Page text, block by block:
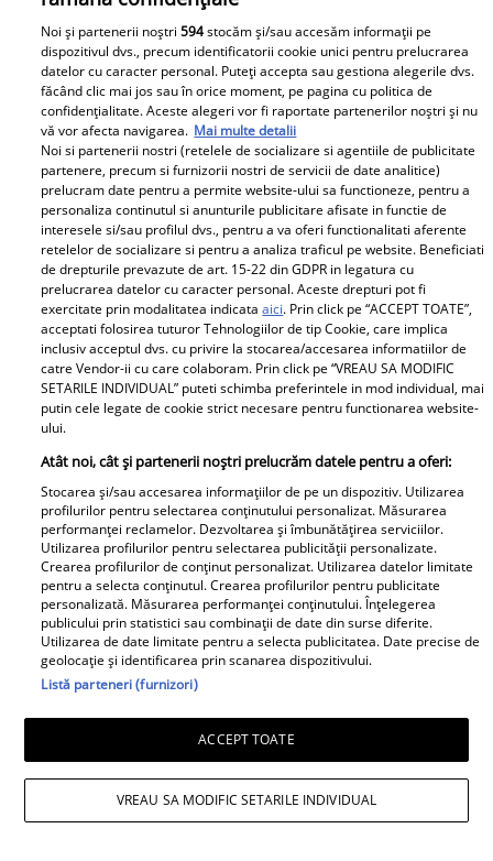
Noi dezvăluiri despre relația
actuală dintre Andreea Popescu
și Dan Alexa. Relația ei
extraconjugală cu antrenorul a
dus la divorțul de Rareș Cojoc,
însă nimeni nu se aștepta la ce
se întâmplă în prezent
Este în culmea fericirii! Vedeta a
devenit mamă pentru a doua
imagine cu fiul său: „Iubirile
vieții mele” Foto
A1.ro
Poftiți pe la noi: Poftiți la
întrecere. Mirela Vaida și
Adriana Trandafir, în centrul
atenției după provocarea lui Nea
Noi și partenerii noștri594stocăm și/sau accesăm informații pe
dispozitivul dvs., precum identificatorii cookie unici pentru prelucrarea
datelor cu caracter personal. Puteți accepta sau gestiona alegerile dvs.
făcând clic mai jos sau în orice moment, pe pagina cu politica de
confidențialitate. Aceste alegeri vor fi raportate partenerilor noștri și nu
vă vor afecta navigarea. Mai multe detalii
Noi si partenerii nostri (retelele de socializare si agentiile de publicitate
partenere, precum si furnizorii nostri de servicii de date analitice)
prelucram date pentru a permite website-ului sa functioneze, pentru a
personaliza continutul si anunturile publicitare afisate in functie de
interesele si/sau profilul dvs., pentru a va oferi functionalitati aferente
retelelor de socializare si pentru a analiza traficul pe website. Beneficiati
de drepturile prevazute de art. 15-22 din GDPR in legatura cu
prelucrarea datelor cu caracter personal. Aceste drepturi pot fi
exercitate prin modalitatea indicataaici. Prin click pe “ACCEPT TOATE”,
acceptati folosirea tuturor Tehnologiilor de tip Cookie, care implica
inclusiv acceptul dvs. cu privire la stocarea/accesarea informatiilor de
catre Vendor-ii cu care colaboram. Prin click pe “VREAU SA MODIFIC
SETARILE INDIVIDUAL” puteti schimba preferintele in mod individual, mai
putin cele legate de cookie strict necesare pentru functionarea website-
ului.
Atât noi, cât și partenerii noștri prelucrăm datele pentru a oferi:
Stocarea și/sau accesarea informațiilor de pe un dispozitiv. Utilizarea
profilurilor pentru selectarea conținutului personalizat. Măsurarea
performanței reclamelor. Dezvoltarea și îmbunătățirea serviciilor.
Utilizarea profilurilor pentru selectarea publicității personalizate.
Crearea profilurilor de conținut personalizat. Utilizarea datelor limitate
pentru a selecta conținutul. Crearea profilurilor pentru publicitate
personalizată. Măsurarea performanței conținutului. Înțelegerea
publicului prin statistici sau combinații de date din surse diferite.
Utilizarea de date limitate pentru a selecta publicitatea. Date precise de
geolocație și identificarea prin scanarea dispozitivului.
Listă parteneri (furnizori)
ACCEPT TOATE
VREAU SA MODIFIC SETARILE INDIVIDUAL